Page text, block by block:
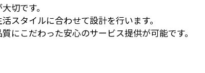
切です。
スタイルに合わせて設計を行います。
にこだわった安心のサービス提供が可能です。